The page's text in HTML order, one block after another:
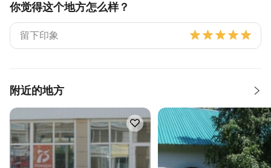
你觉得这个地方怎么样？
附近的地方